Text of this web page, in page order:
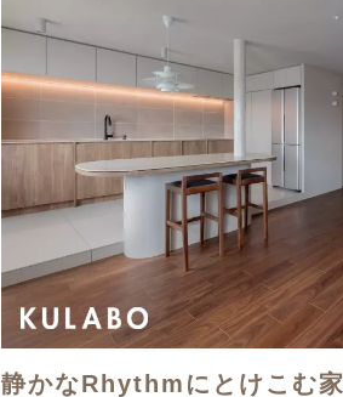
静かなRhythmにとけこむ家